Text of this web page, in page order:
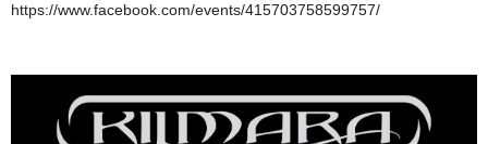
https://www.facebook.com/events/415703758599757/